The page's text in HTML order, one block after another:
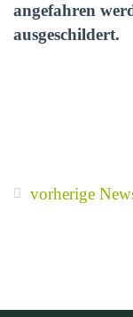
angefahren
ausgeschildert.
vorherige